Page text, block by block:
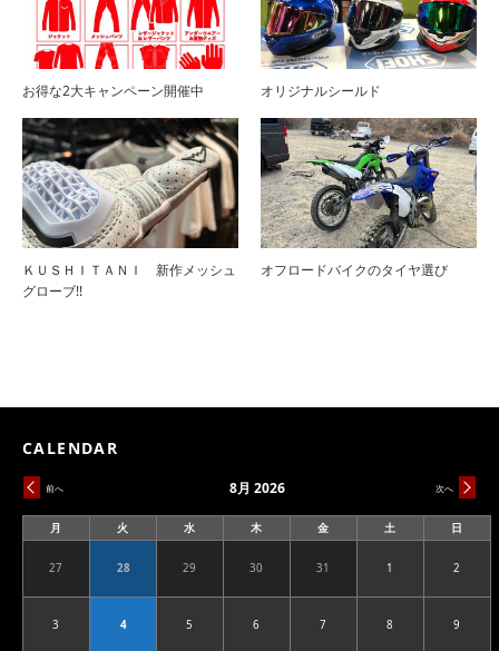
お得な2大キャンペーン開催中 オリジナルシールド
ＫＵＳＨＩＴＡＮＩ 新作メッシュ
グローブ!!
オフロードバイクのタイヤ選び
CALENDAR
前へ 次へ
8月 2026
月
曜
火
曜
水
曜
木
曜
金
曜
土
曜
日
曜
272026.07.27 282026.07.28 292026.07.29 302026.07.30 312026.07.31 12026.08.01 2
32026.08.03 42026.08.04 52026.08.05 62026.08.06 72026.08.07 82026.08.08 9